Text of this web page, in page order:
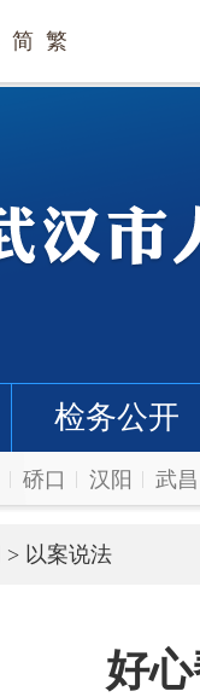
简 繁
检务公开
硚口 汉阳 武昌
> 以案说法
好